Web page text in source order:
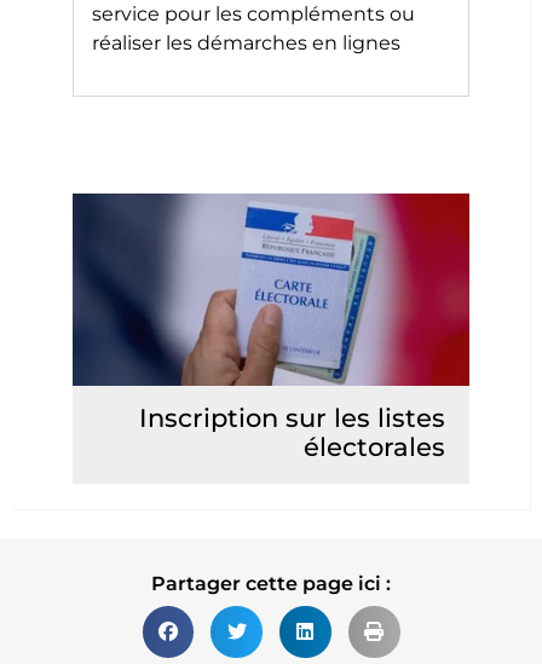
service pour les compléments ou
réaliser les démarches en lignes
Inscription sur les listes
électorales
Partager cette page ici :